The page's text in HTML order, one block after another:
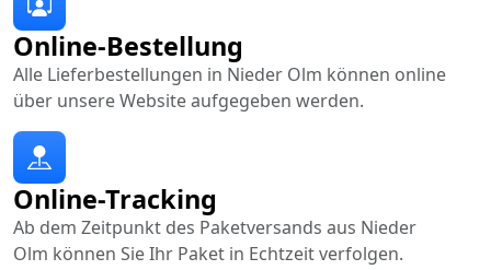
Online-Bestellung
Alle Lieferbestellungen in Nieder Olm können online
über unsere Website aufgegeben werden.
Online-Tracking
Ab dem Zeitpunkt des Paketversands aus Nieder
Olm können Sie Ihr Paket in Echtzeit verfolgen.